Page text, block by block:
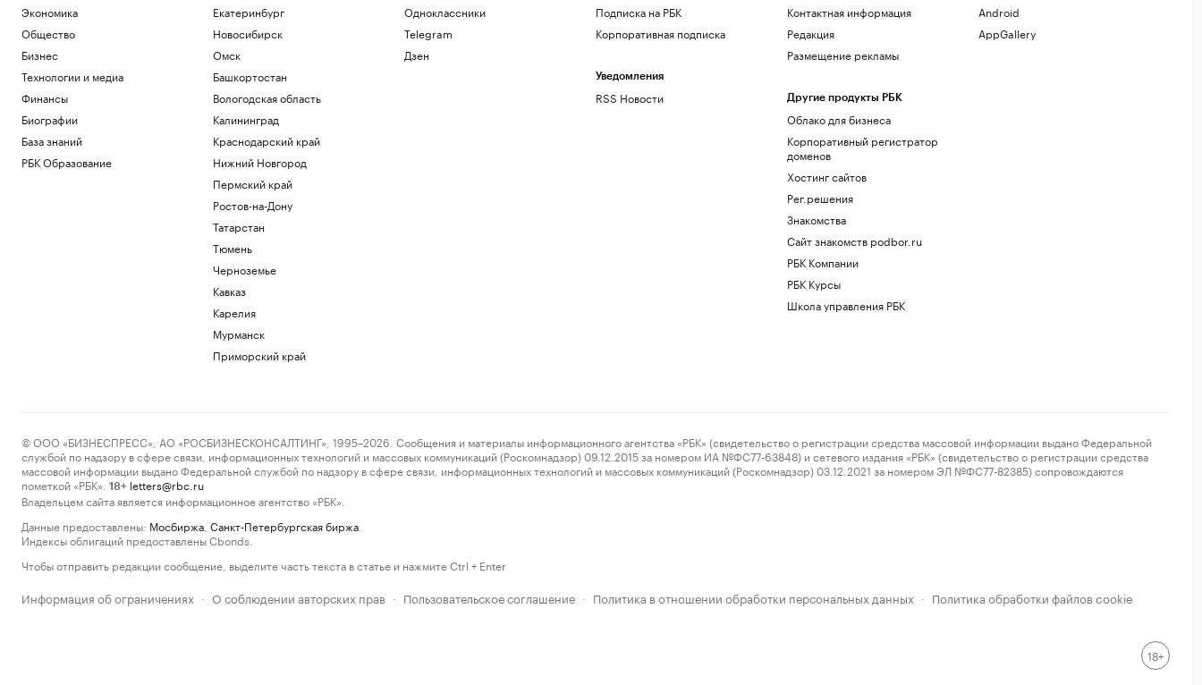
Экономика
Общество
Бизнес
Технологии и медиа
Финансы
Биографии
База знаний
РБК Образование
Екатеринбург
Новосибирск
Омск
Башкортостан
Вологодская область
Калининград
Краснодарский край
Нижний Новгород
Пермский край
Ростов-на-Дону
Татарстан
Тюмень
Черноземье
Кавказ
Карелия
Мурманск
Приморский край
Одноклассники
Telegram
Дзен
Подписка на РБК
Корпоративная подписка
Уведомления
RSS Новости
Контактная информация
Редакция
Размещение рекламы
Другие продукты РБК
Облако для бизнеса
Корпоративный регистратор
доменов
Хостинг сайтов
Рег.решения
Знакомства
Сайт знакомств podbor.ru
РБК Компании
РБК Курсы
Школа управления РБК
Android
AppGallery
© ООО «БИЗНЕСПРЕСС», АО «РОСБИЗНЕСКОНСАЛТИНГ», 1995–2026. Сообщения и материалы информационного агентства «РБК» (свидетельство о регистрации средства массовой информации выдано Федеральной
службой по надзору в сфере связи, информационных технологий и массовых коммуникаций (Роскомнадзор) 09.12.2015 за номером ИА №ФС77-63848) и сетевого издания «РБК» (свидетельство о регистрации средства
массовой информации выдано Федеральной службой по надзору в сфере связи, информационных технологий и массовых коммуникаций (Роскомнадзор) 03.12.2021 за номером ЭЛ №ФС77-82385) сопровождаются
пометкой «РБК».
18+ letters@rbc.ru
Владельцем сайта является информационное агентство «РБК».
Данные предоставлены: Мосбиржа Санкт-Петербургская биржа
Индексы облигаций предоставлены Cbonds.
Чтобы отправить редакции сообщение, выделите часть текста в статье и нажмите Ctrl + Enter
Информация об ограничениях · О соблюдении авторских прав · Пользовательское соглашение · Политика в отношении обработки персональных данных · Политика обработки файлов cookie
18+